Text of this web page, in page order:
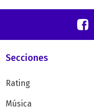
Secciones
Rating
Música